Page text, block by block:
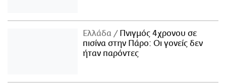
Ελλάδα
Πνιγμός 4χρονου σε
πισίνα στην Πάρο: Οι γονείς δεν
ήταν παρόντες